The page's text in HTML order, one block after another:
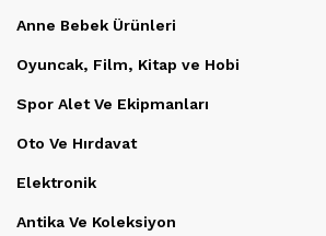
Anne Bebek Ürünleri
Oyuncak, Film, Kitap ve Hobi
Spor Alet Ve Ekipmanları
Oto Ve Hırdavat
Elektronik
Antika Ve Koleksiyon